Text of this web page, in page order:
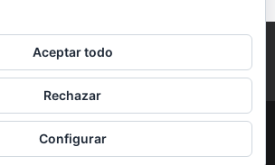
Condiciones y Privacidad
Tienda Carrito Mi cuenta
| Sitio Construido por
TimisDesign.com
Aceptar todo
Rechazar
Configurar